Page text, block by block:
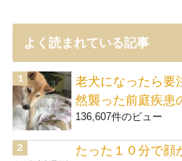
よく読まれている記事
老犬になったら要
然襲った前庭疾患
136,607件のビュー
たった１０分で顔